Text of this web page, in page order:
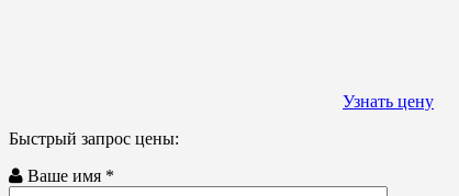
Узнать цену
Быстрый запрос цены:
Ваше имя *